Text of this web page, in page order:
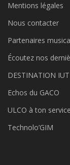
Mentions légales
Nous contacter
Partenaires
Écoutez nos
DESTINATION IUT
Echos du GACO
ULCO à ton service
Technolo’GIM